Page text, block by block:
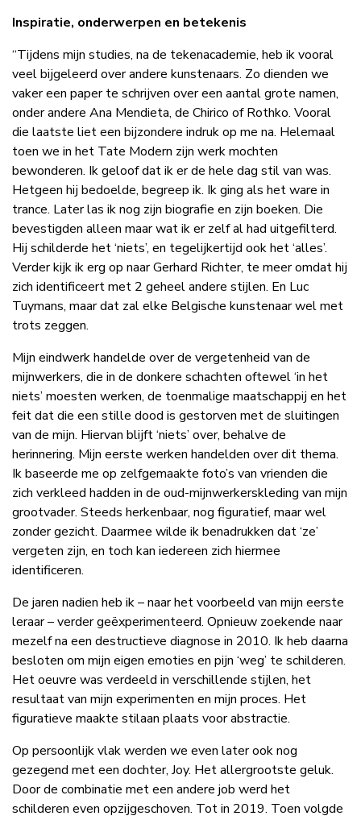
Inspiratie, onderwerpen en betekenis
“Tijdens mijn studies, na de tekenacademie, heb ik vooral
veel bijgeleerd over andere kunstenaars. Zo dienden we
vaker een paper te schrijven over een aantal grote namen,
onder andere Ana Mendieta, de Chirico of Rothko. Vooral
die laatste liet een bijzondere indruk op me na. Helemaal
toen we in het Tate Modern zijn werk mochten
bewonderen. Ik geloof dat ik er de hele dag stil van was.
Hetgeen hij bedoelde, begreep ik. Ik ging als het ware in
trance. Later las ik nog zijn biografie en zijn boeken. Die
bevestigden alleen maar wat ik er zelf al had uitgefilterd.
Hij schilderde het ‘niets’, en tegelijkertijd ook het ‘alles’.
Verder kijk ik erg op naar Gerhard Richter, te meer omdat hij
zich identificeert met 2 geheel andere stijlen. En Luc
Tuymans, maar dat zal elke Belgische kunstenaar wel met
trots zeggen.
Mijn eindwerk handelde over de vergetenheid van de
mijnwerkers, die in de donkere schachten oftewel ‘in het
niets’ moesten werken, de toenmalige maatschappij en het
feit dat die een stille dood is gestorven met de sluitingen
van de mijn. Hiervan blijft ‘niets’ over, behalve de
herinnering. Mijn eerste werken handelden over dit thema.
Ik baseerde me op zelfgemaakte foto’s van vrienden die
zich verkleed hadden in de oud-mijnwerkerskleding van mijn
grootvader. Steeds herkenbaar, nog figuratief, maar wel
zonder gezicht. Daarmee wilde ik benadrukken dat ‘ze’
vergeten zijn, en toch kan iedereen zich hiermee
identificeren.
De jaren nadien heb ik – naar het voorbeeld van mijn eerste
leraar – verder geëxperimenteerd. Opnieuw zoekende naar
mezelf na een destructieve diagnose in 2010. Ik heb daarna
besloten om mijn eigen emoties en pijn ‘weg’ te schilderen.
Het oeuvre was verdeeld in verschillende stijlen, het
resultaat van mijn experimenten en mijn proces. Het
figuratieve maakte stilaan plaats voor abstractie.
Op persoonlijk vlak werden we even later ook nog
gezegend met een dochter, Joy. Het allergrootste geluk.
Door de combinatie met een andere job werd het
schilderen even opzijgeschoven. Tot in 2019. Toen volgde